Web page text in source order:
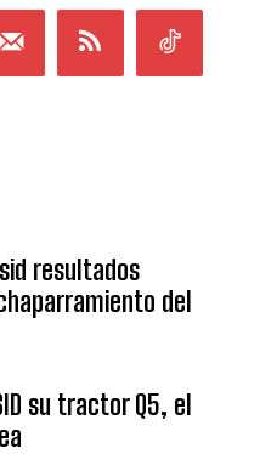
resultados
del
su tractor Q5, el